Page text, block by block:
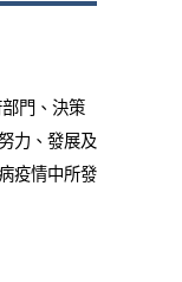
門、決策
力、發展及
疫情中所發